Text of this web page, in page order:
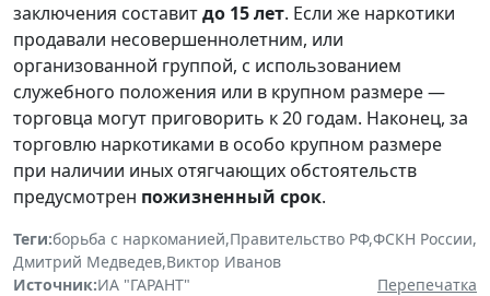
заключения составитдо 15 лет. Если же наркотики
продавали несовершеннолетним, или
организованной группой, с использованием
служебного положения или в крупном размере —
торговца могут приговорить к 20 годам. Наконец, за
торговлю наркотиками в особо крупном размере
при наличии иных отягчающих обстоятельств
предусмотрен пожизненный срок.
Теги:борьба с наркоманией,Правительство РФ,ФСКН России,
Дмитрий Медведев,Виктор Иванов
Источник:ИА "ГАРАНТ"
Перепечатка